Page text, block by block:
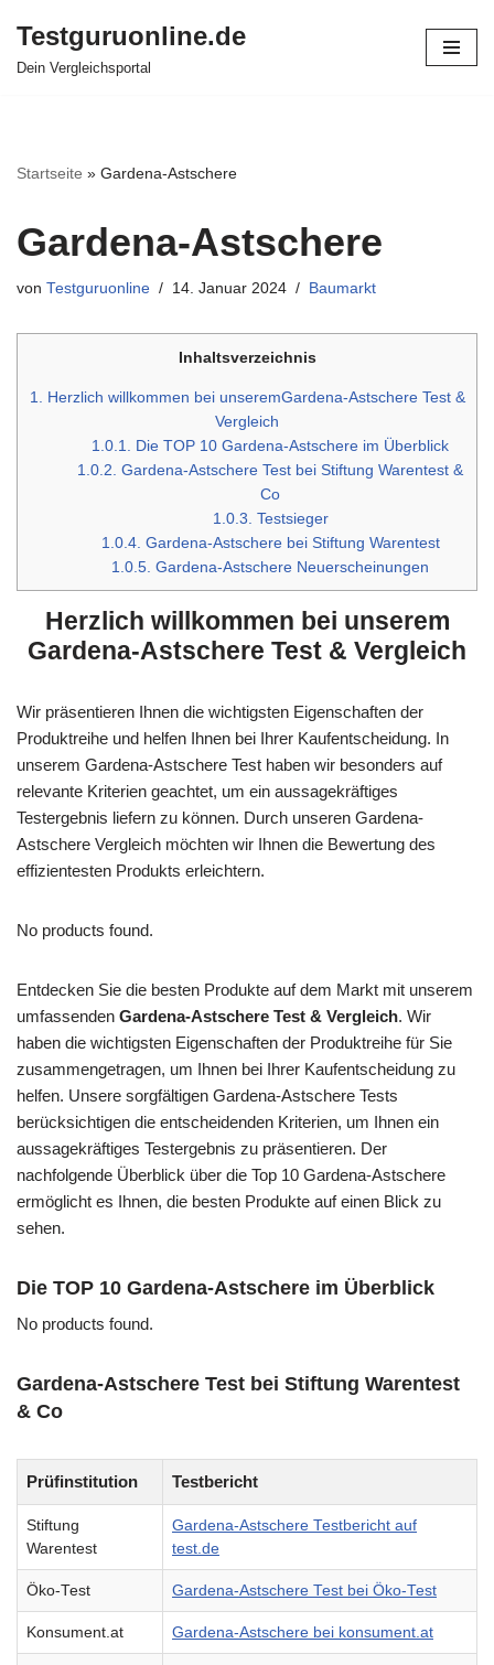
Zum
Testguruonline.de
Dein Vergleichsportal
Startseite » Gardena-Astschere
Gardena-Astschere
von Testguruonline 14. Januar 2024 Baumarkt
Inhaltsverzeichnis
1. Herzlich willkommen bei unseremGardena-Astschere Test &
Vergleich
1.0.1. Die TOP 10 Gardena-Astschere im Überblick
1.0.2. Gardena-Astschere Test bei Stiftung Warentest &
Co
1.0.3. Testsieger
1.0.4. Gardena-Astschere bei Stiftung Warentest
1.0.5. Gardena-Astschere Neuerscheinungen
Herzlich willkommen bei unserem
Gardena-Astschere Test & Vergleich
Wir präsentieren Ihnen die wichtigsten Eigenschaften der
Produktreihe und helfen Ihnen bei Ihrer Kaufentscheidung. In
unserem Gardena-Astschere Test haben wir besonders auf
relevante Kriterien geachtet, um ein aussagekräftiges
Testergebnis liefern zu können. Durch unseren Gardena-
Astschere Vergleich möchten wir Ihnen die Bewertung des
effizientesten Produkts erleichtern.
No products found.
Entdecken Sie die besten Produkte auf dem Markt mit unserem
umfassenden Gardena-Astschere Test & Vergleich. Wir
haben die wichtigsten Eigenschaften der Produktreihe für Sie
zusammengetragen, um Ihnen bei Ihrer Kaufentscheidung zu
helfen. Unsere sorgfältigen Gardena-Astschere Tests
berücksichtigen die entscheidenden Kriterien, um Ihnen ein
aussagekräftiges Testergebnis zu präsentieren. Der
nachfolgende Überblick über die Top 10 Gardena-Astschere
ermöglicht es Ihnen, die besten Produkte auf einen Blick zu
sehen.
Die TOP 10 Gardena-Astschere im Überblick
No products found.
Gardena-Astschere Test bei Stiftung Warentest
& Co
Prüfinstitution Testbericht
Stiftung
Warentest
Gardena-Astschere Testbericht auf
test.de
Öko-Test Gardena-Astschere Test bei Öko-Test
Konsument.at Gardena-Astschere bei konsument.at